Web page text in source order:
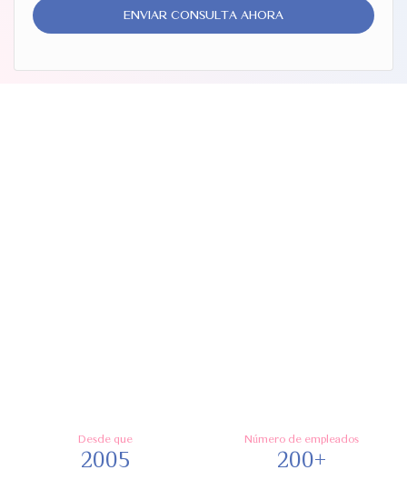
ENVIAR CONSULTA AHORA
(CPSR) y las regulaciones
cosméticas de la FDA de EE.
Desde que
2005
Número de empleados
200+